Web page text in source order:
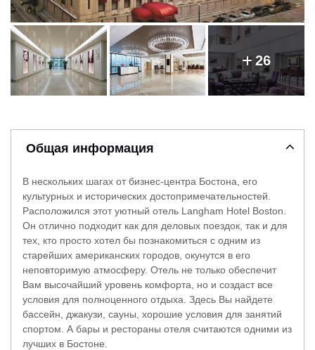
26
Общая информация
В нескольких шагах от бизнес-центра Бостона, его
культурных и исторических достопримечательностей.
Расположился этот уютный отель Langham Hotel Boston.
Он отлично подходит как для деловых поездок, так и для
тех, кто просто хотел бы познакомиться с одним из
старейших американских городов, окунутся в его
неповторимую атмосферу. Отель не только обеспечит
Вам высочайший уровень комфорта, но и создаст все
условия для полноценного отдыха. Здесь Вы найдете
бассейн, джакузи, сауны, хорошие условия для занятий
спортом. А бары и рестораны отеля считаются одними из
лучших в Бостоне.